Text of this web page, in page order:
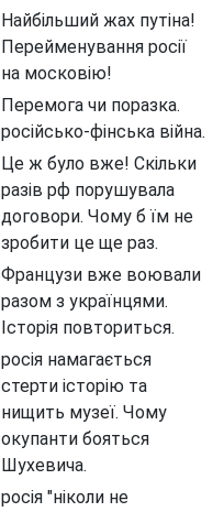
Найбільший жах путіна!
Перейменування росії
на московію!
Перемога чи поразка.
російсько-фінська війна.
Це ж було вже! Скільки
разів рф порушувала
договори. Чому б їм не
зробити це ще раз.
Французи вже воювали
разом з українцями.
Історія повториться.
росія намагається
стерти історію та
нищить музеї. Чому
окупанти бояться
Шухевича.
росія "ніколи не